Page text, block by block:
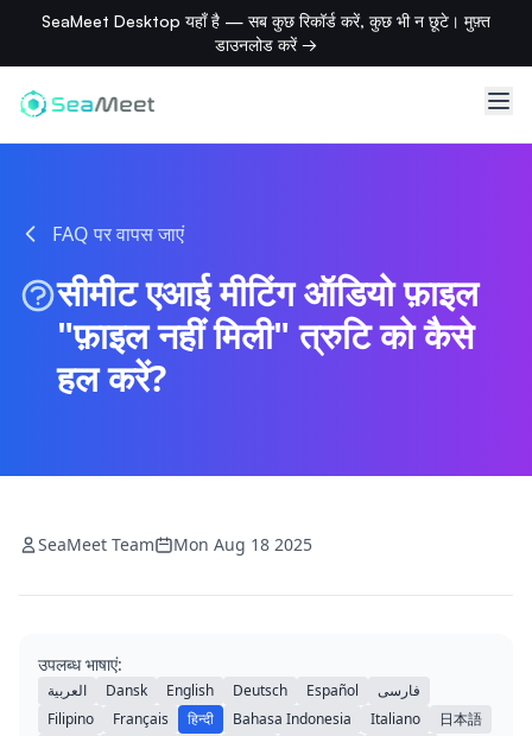
SeaMeet Desktop यहाँ है — सब कुछ रिकॉर्ड करें, कुछ भी न छूटे। मुफ़्त
डाउनलोड करें →
FAQ पर वापस जाएं
सीमीट एआई मीटिंग ऑडियो फ़ाइल
"फ़ाइल नहीं मिली" त्रुटि को कैसे
हल करें?
SeaMeet Team Mon Aug 18 2025
उपलब्ध भाषाएं:
العربية Dansk English Deutsch Español
فارسی
Filipino
Français हिन्दी Bahasa Indonesia Italiano
日本語